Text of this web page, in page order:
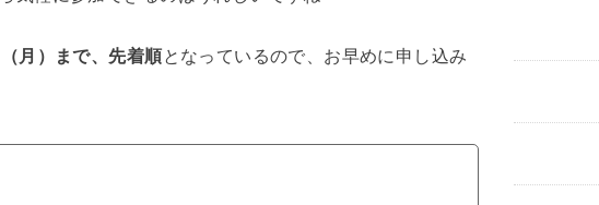
月）まで、先着順となっているので、お早めに申し込み